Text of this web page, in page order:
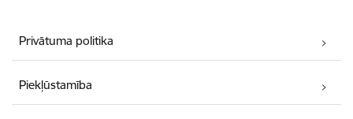
Privātuma politika
Piekļūstamība